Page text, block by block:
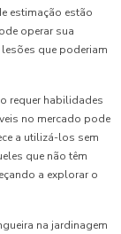
estimação estão
operar sua
que poderiam
requer habilidades
no mercado pode
a utilizá-los sem
que não têm
a explorar o
na jardinagem